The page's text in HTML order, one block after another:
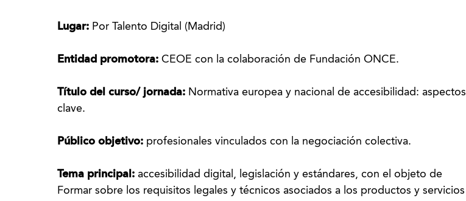
Lugar: Por Talento Digital (Madrid)
Entidad promotora:CEOE con la colaboración de Fundación ONCE.
Título del curso/ jornada: Normativa europea y nacional de accesibilidad: aspectos
clave.
Público objetivo: profesionales vinculados con la negociación colectiva.
Tema principal:accesibilidad digital, legislación y estándares, con el objeto de
Formar sobre los requisitos legales y técnicos asociados a los productos y servicios